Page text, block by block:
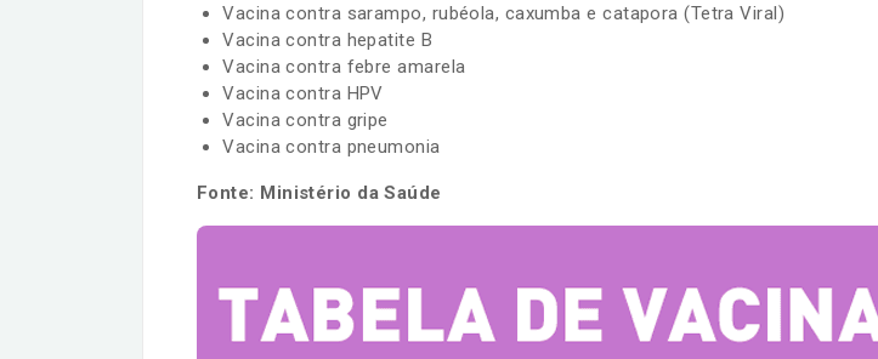
Vacina contra sarampo, rubéola, caxumba e catapora (Tetra Viral)
Vacina contra hepatite B
Vacina contra febre amarela
Vacina contra HPV
Vacina contra gripe
Vacina contra pneumonia
Fonte: Ministério da Saúde